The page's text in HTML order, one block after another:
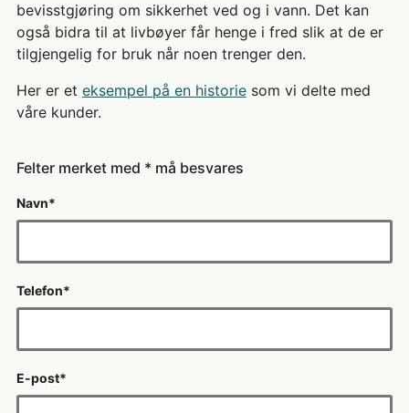
bevisstgjøring om sikkerhet ved og i vann. Det kan
også bidra til at livbøyer får henge i fred slik at de er
tilgjengelig for bruk når noen trenger den.
Her er et eksempel på en historiesom vi delte med
våre kunder.
Felter merket med * må besvares
Navn*
Telefon*
E-post*